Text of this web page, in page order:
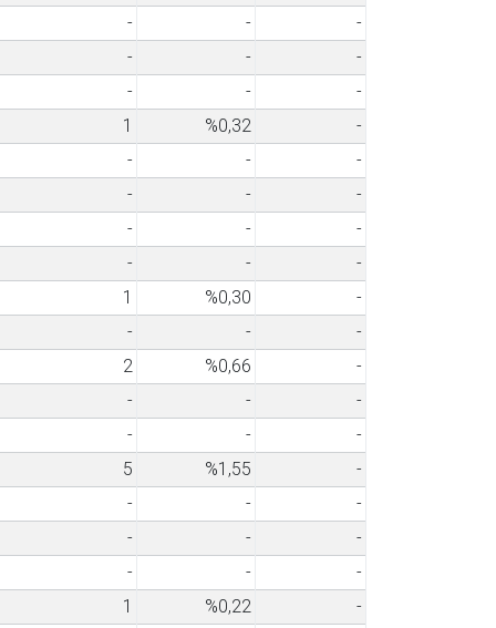
- -
-
- -
-
- -
-
1 %0,32
-
- -
-
- -
-
- -
-
- -
-
1 %0,30
-
- -
-
2 %0,66
-
- -
-
- -
-
5 %1,55
-
- -
-
- -
-
- -
-
1 %0,22
-